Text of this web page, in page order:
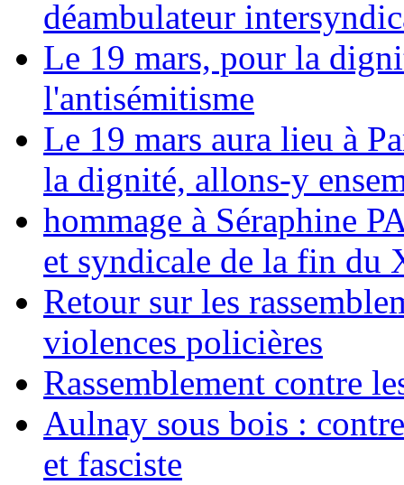
déambulateur
Le 19 mars, pour la
l'antisémitisme
Le 19 mars aura lieu à
la dignité, allons-y
hommage à Séraphine
et syndicale de la fin du
Retour sur les
violences policières
Rassemblement contre
Aulnay sous bois :
et fasciste